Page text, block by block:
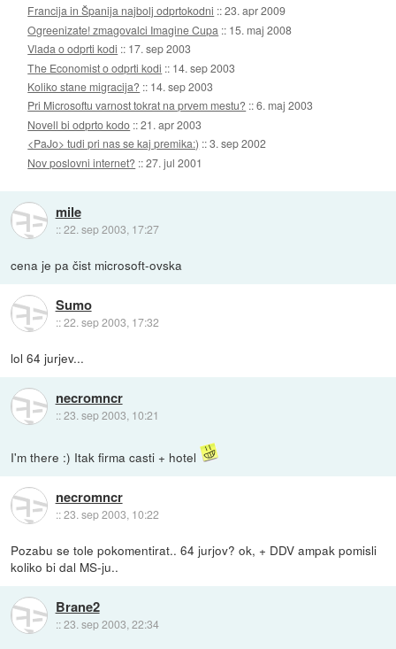
Francija in Španija najbolj odprtokodni ::23. apr 2009
Ogreenizate! zmagovalci Imagine Cupa :: 15. maj 2008
Vlada o odprti kodi :: 17. sep 2003
The Economist o odprti kodi :: 14. sep 2003
Koliko stane migracija? :: 14. sep 2003
Pri Microsoftu varnost tokrat na prvem mestu? ::6. maj 2003
Novell bi odprto kodo ::21. apr 2003
<PaJo> tudi pri nas se kaj premika:) ::3. sep 2002
Nov poslovni internet? ::27. jul 2001
mile
::22. sep 2003, 17:27
cena je pa čist microsoft-ovska
Sumo
::22. sep 2003, 17:32
lol 64 jurjev...
necromncr
::23. sep 2003, 10:21
I'm there :) Itak firma casti + hotel
necromncr
::23. sep 2003, 10:22
Pozabu se tole pokomentirat.. 64 jurjov? ok, + DDV ampak pomisli
koliko bi dal MS-ju..
Brane2
::23. sep 2003, 22:34